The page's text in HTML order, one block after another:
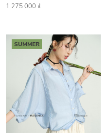
1.275.000 ₫
SUMMER